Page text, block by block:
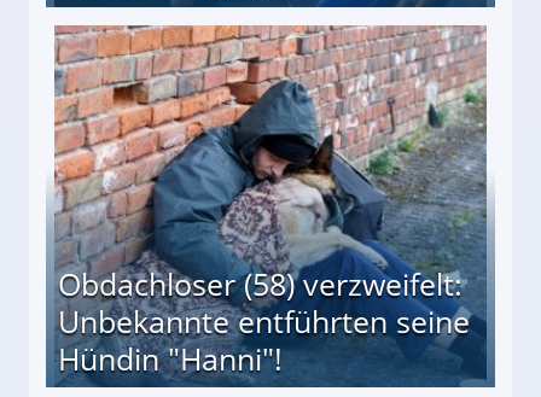
Mutter freigesprochen!
Obdachloser (58) verzweifelt:
Unbekannte entführten seine
Hündin "Hanni"!